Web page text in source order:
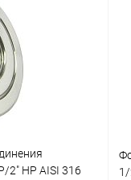
Под заказ
2" НР AISI 316
1/